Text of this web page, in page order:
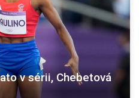
v sérii, Chebetová